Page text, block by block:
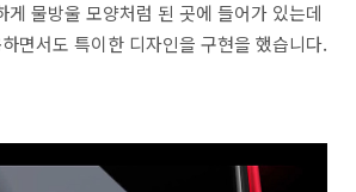
게 물방울 모양처럼 된 곳에 들어가 있는데
면서도 특이한 디자인을 구현을 했습니다.